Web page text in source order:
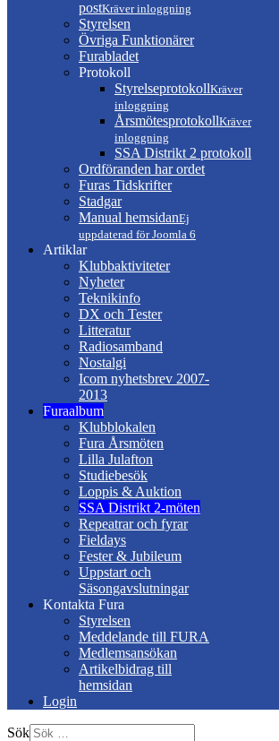
postKräver inloggning
Styrelsen
Övriga Funktionärer
Furabladet
Protokoll
StyrelseprotokollKräver
inloggning
ÅrsmötesprotokollKräver
inloggning
SSA Distrikt 2 protokoll
Ordföranden har ordet
Furas Tidskrifter
Stadgar
Manual hemsidanEj
uppdaterad för Joomla 6
Artiklar
Klubbaktiviteter
Nyheter
Teknikinfo
DX och Tester
Litteratur
Radiosamband
Nostalgi
Icom nyhetsbrev 2007-
2013
Furaalbum
Klubblokalen
Fura Årsmöten
Lilla Julafton
Studiebesök
Loppis & Auktion
SSA Distrikt 2-möten
Repeatrar och fyrar
Fieldays
Fester & Jubileum
Uppstart och
Säsongavslutningar
Kontakta Fura
Styrelsen
Meddelande till FURA
Medlemsansökan
Artikelbidrag till
hemsidan
Login
Sök